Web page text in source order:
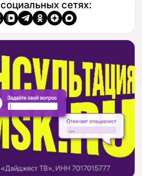
сетях: